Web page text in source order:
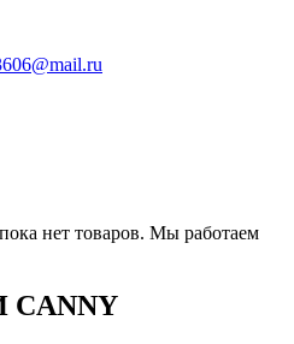
нет товаров. Мы работаем